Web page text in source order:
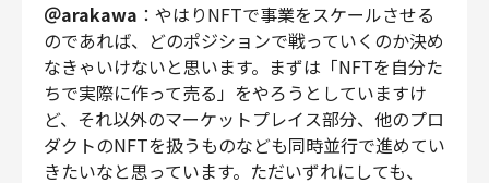
＠arakawa ：やはりNFTで事業をスケールさせる
のであれば、どのポジションで戦っていくのか決め
なきゃいけないと思います。まずは「NFTを自分た
ちで実際に作って売る」をやろうとしていますけ
ど、それ以外のマーケットプレイス部分、他のプロ
ダクトのNFTを扱うものなども同時並行で進めてい
きたいなと思っています。ただいずれにしても、